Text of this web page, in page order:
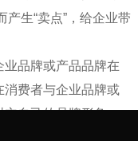
产生“卖点”，给企业带
品牌或产品品牌在
费者与企业品牌或
自己的品牌形象。
问题的朋友咨询！